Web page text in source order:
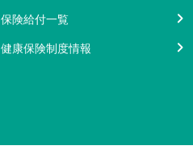
保険給付一覧
健康保険制度情報